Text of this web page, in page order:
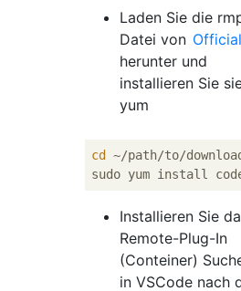
Laden Sie die
Datei von
herunter und
installieren Sie
yum
cd ~/path/to/
Installieren Sie
Remote-Plug-In
(Conteiner)
in VSCode nach